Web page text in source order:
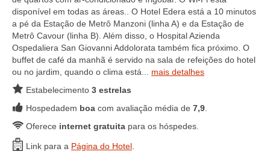
disponível em todas as áreas.. O Hotel Edera está a 10 minutos
a pé da Estação de Metrô Manzoni (linha A) e da Estação de
Metrô Cavour (linha B). Além disso, o Hospital Azienda
Ospedaliera San Giovanni Addolorata também fica próximo. O
buffet de café da manhã é servido na sala de refeições do hotel
ou no jardim, quando o clima está... mais detalhes
Estabelecimento 3 estrelas
Hospedadem boa com avaliação média de 7,9
Oferece internet gratuita para os hóspedes.
Link para a Página do Hotel